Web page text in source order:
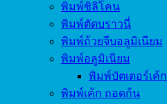
พิมพ์ซิลิโคน
พิมพ์ตัดบราวนี่
พิมพ์ถ้วยจีบอลูมิเนียม
พิมพ์อลูมิเนียม
พิมพ์บัตเตอร์เค้ก
พิมพ์เค้ก ถอดก้น